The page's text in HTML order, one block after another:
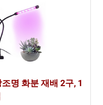
명 화분 재배 2구, 1